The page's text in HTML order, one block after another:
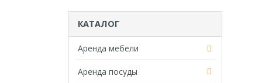
КАТАЛОГ
Аренда мебели
Аренда посуды